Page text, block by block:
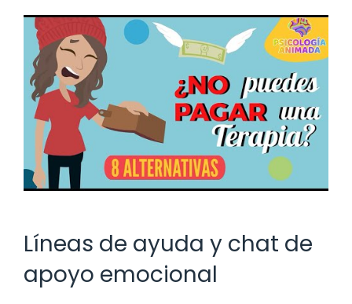
Líneas de ayuda y chat de
apoyo emocional